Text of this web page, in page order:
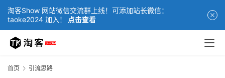
淘客Show 网站微信交流群上线！可添加站长微信：
taoke2024 加入！
点击查看
首页 引流思路